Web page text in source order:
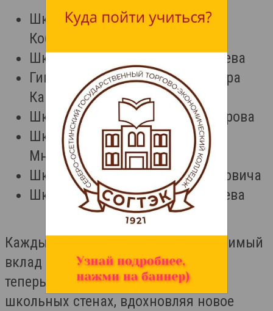
Школа №19 — имя Ермолая
Коберидзе
Школа №30 — имя Сергея Бицаева
Гимназия №16 — имя Александра
Карасёва
Школа №31 — имя Энвера Ахсарова
Школа №37 — имя Александра
Мнацаканова
Школа №48 — имя Юрия Бунимовича
Школа №41 — имя Астана Кесаева
Каждый из этих людей внёс неоценимый
вклад в Победу и защиту Родины, а
теперь их подвиги будут жить в
школьных стенах, вдохновляя новое